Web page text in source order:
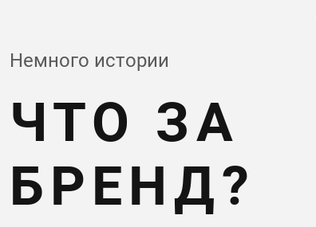
Немного истории
ЧТО ЗА
БРЕНД?